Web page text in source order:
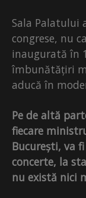
Sala Palatului
congrese, nu
inaugurată în
îmbunătățiri
aducă în
Pe de altă
fiecare
București, va
concerte, la
nu există nici